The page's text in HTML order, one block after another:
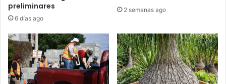
preliminares
6 días ago
2 semanas ago